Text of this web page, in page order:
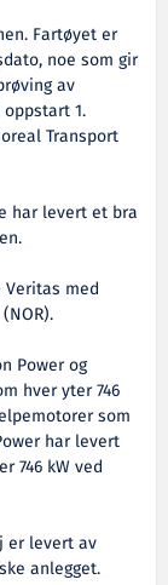
Fartøyet er
noe som gir
av
1.
Transport
har levert et bra
med
Power og
hver yter 746
som
har levert
746 kW ved
er levert av
anlegget.